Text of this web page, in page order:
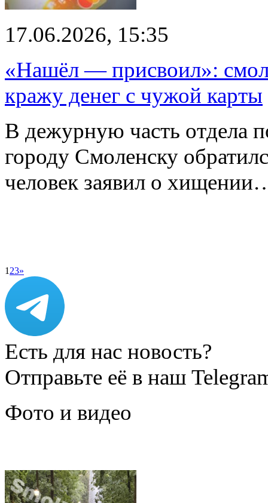
17.06.2026, 15:35
«Нашёл — присвоил»:
кражу денег с чужой карты
В дежурную часть
городу Смоленску
человек заявил о
1 23»
Есть для нас новость?
Отправьте её в наш
Фото и видео